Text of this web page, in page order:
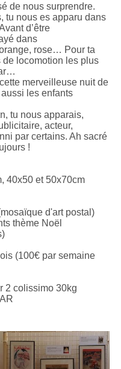
de nous surprendre.
tu nous es apparu dans
d’être
dans
rose… Pour ta
locomotion les plus
merveilleuse nuit de
les enfants
tu nous apparais,
acteur,
par certains. Ah sacré
!
40x50 et 50x70cm
d'art postal)
thème Noël
(100€ par semaine
2 colissimo 30kg